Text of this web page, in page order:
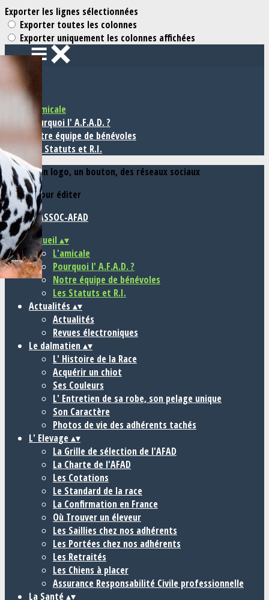
Exporter les lignes sélectionnées
Exporter toutes les colonnes
Exporter uniquement les colonnes affichées
Menu
L'amicale
Pourquoi l' A.F.A.D. ?
Notre équipe de bénévoles
Les Statuts et R.I.
Ajoutez un logo, un bouton, des réseaux sociaux
Cliquez pour éditer
Accueil ▴▾
L'amicale
Pourquoi l' A.F.A.D. ?
Notre équipe de bénévoles
Les Statuts et R.I.
Actualités ▴▾
Actualités
Revues électroniques
Le dalmatien▴▾
L' Histoire de la Race
Acquérir un chiot
Ses Couleurs
L' Entretien de sa robe, son pelage unique
Son Caractère
Photos de vie des adhérents tachés
L' Elevage▴▾
La Grille de sélection de l'AFAD
La Charte de l'AFAD
Les Cotations
Le Standard de la race
La Confirmation en France
Où Trouver un éleveur
Les Saillies chez nos adhérents
Les Portées chez nos adhérents
Les Retraités
Les Chiens à placer
Assurance Responsabilité Civile professionnelle
La Santé▴▾